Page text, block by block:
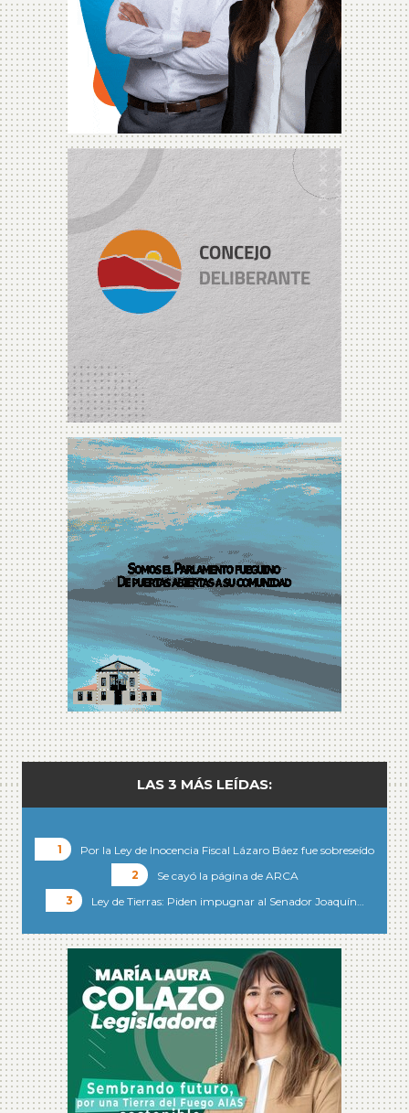
LAS 3 MÁS LEÍDAS:
Por la Ley de Inocencia Fiscal Lázaro Báez fue sobreseído
Se cayó la página de ARCA
Ley de Tierras: Piden impugnar al Senador Joaquín…